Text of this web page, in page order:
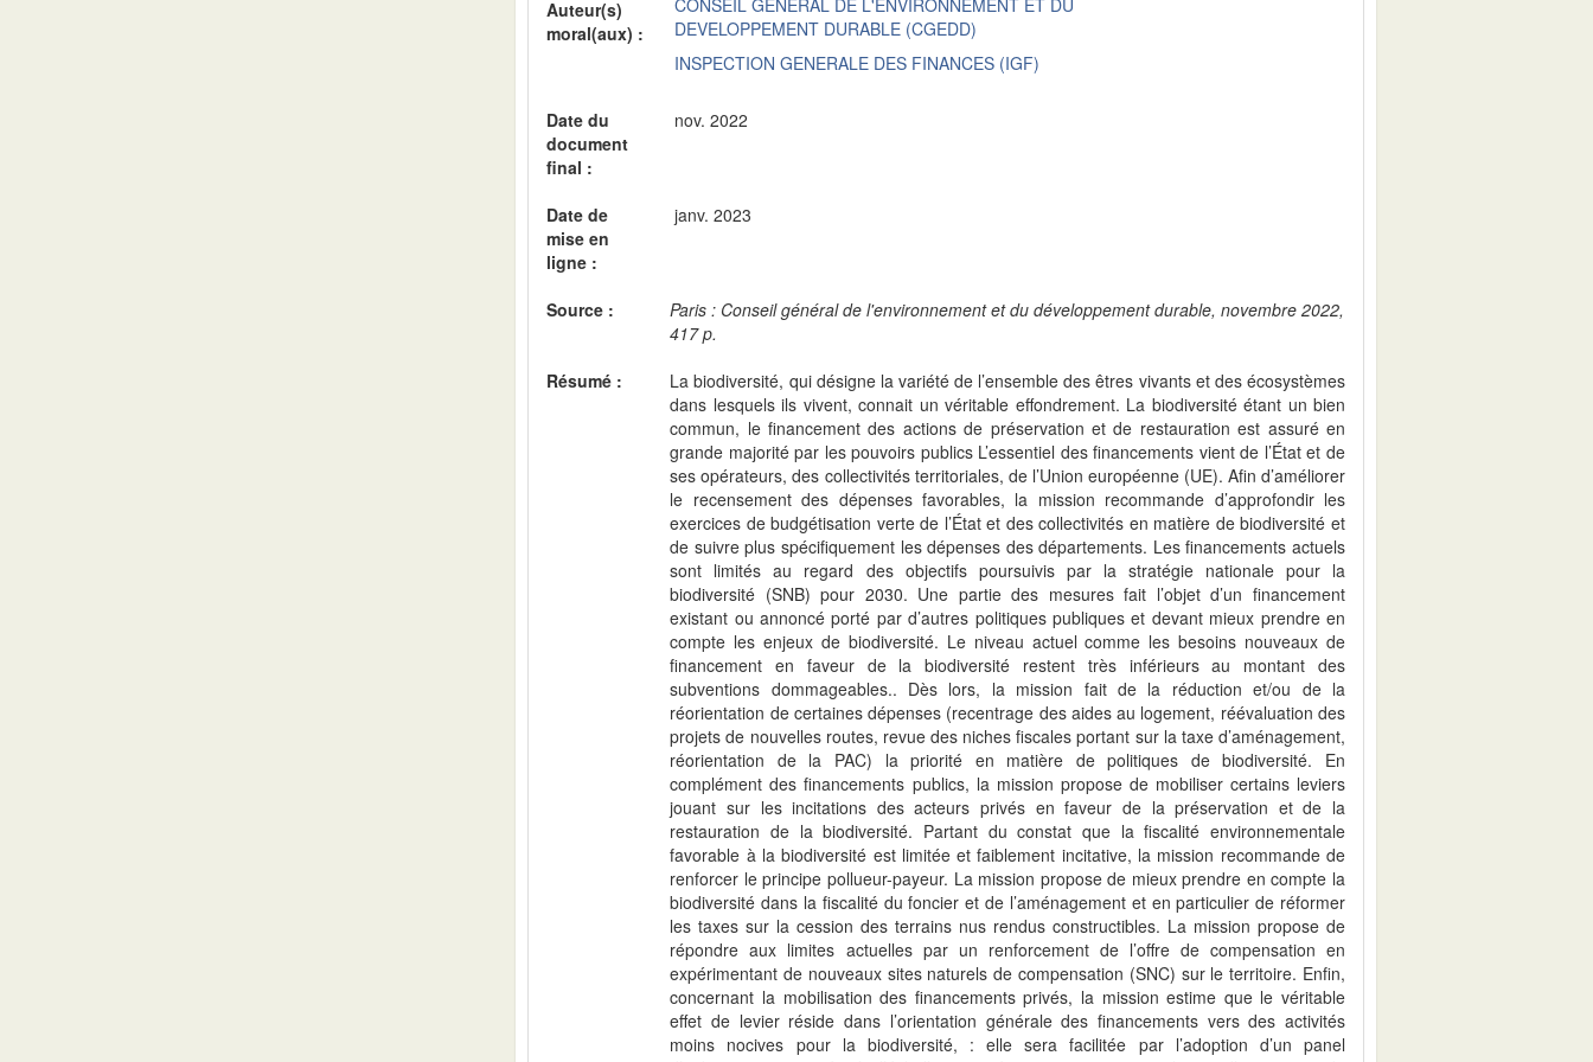
Auteur(s)
moral(aux) :
CONSEIL GENERAL DE L'ENVIRONNEMENT ET DU
DEVELOPPEMENT DURABLE (CGEDD)
INSPECTION GENERALE DES FINANCES (IGF)
Date du
document
final :
nov. 2022
Date de
mise en
ligne :
janv. 2023
Source :
Paris : Conseil général de l'environnement et du développement durable, novembre 2022,
417 p.
Résumé :
La biodiversité, qui désigne la variété de l’ensemble des êtres vivants et des écosystèmes
dans lesquels ils vivent, connait un véritable effondrement. La biodiversité étant un bien
commun, le financement des actions de préservation et de restauration est assuré en
grande majorité par les pouvoirs publics L’essentiel des financements vient de l’État et de
ses opérateurs, des collectivités territoriales, de l’Union européenne (UE). Afin d’améliorer
le recensement des dépenses favorables, la mission recommande d’approfondir les
exercices de budgétisation verte de l’État et des collectivités en matière de biodiversité et
de suivre plus spécifiquement les dépenses des départements. Les financements actuels
sont limités au regard des objectifs poursuivis par la stratégie nationale pour la
biodiversité (SNB) pour 2030. Une partie des mesures fait l’objet d’un financement
existant ou annoncé porté par d’autres politiques publiques et devant mieux prendre en
compte les enjeux de biodiversité. Le niveau actuel comme les besoins nouveaux de
financement en faveur de la biodiversité restent très inférieurs au montant des
subventions dommageables.. Dès lors, la mission fait de la réduction et/ou de la
réorientation de certaines dépenses (recentrage des aides au logement, réévaluation des
projets de nouvelles routes, revue des niches fiscales portant sur la taxe d’aménagement,
réorientation de la PAC) la priorité en matière de politiques de biodiversité. En
complément des financements publics, la mission propose de mobiliser certains leviers
jouant sur les incitations des acteurs privés en faveur de la préservation et de la
restauration de la biodiversité. Partant du constat que la fiscalité environnementale
favorable à la biodiversité est limitée et faiblement incitative, la mission recommande de
renforcer le principe pollueur-payeur. La mission propose de mieux prendre en compte la
biodiversité dans la fiscalité du foncier et de l’aménagement et en particulier de réformer
les taxes sur la cession des terrains nus rendus constructibles. La mission propose de
répondre aux limites actuelles par un renforcement de l’offre de compensation en
expérimentant de nouveaux sites naturels de compensation (SNC) sur le territoire. Enfin,
concernant la mobilisation des financements privés, la mission estime que le véritable
effet de levier réside dans l’orientation générale des financements vers des activités
moins nocives pour la biodiversité, : elle sera facilitée par l’adoption d’un panel